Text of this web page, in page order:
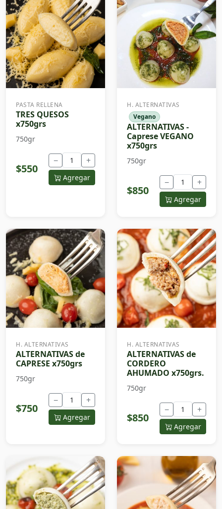
PASTA RELLENA
TRES QUESOS
x750grs
750gr
$550
− +
Agregar
H. ALTERNATIVAS
Vegano
ALTERNATIVAS -
Caprese VEGANO
x750grs
750gr
$850
− +
Agregar
H. ALTERNATIVAS
ALTERNATIVAS de
CAPRESE x750grs
750gr
$750
− +
Agregar
H. ALTERNATIVAS
ALTERNATIVAS de
CORDERO
AHUMADO x750grs.
750gr
$850
− +
Agregar